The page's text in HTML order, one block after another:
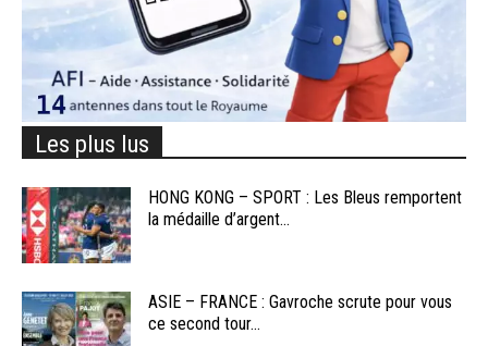
Les plus lus
HONG KONG – SPORT : Les Bleus remportent
la médaille d’argent...
ASIE – FRANCE : Gavroche scrute pour vous
ce second tour...